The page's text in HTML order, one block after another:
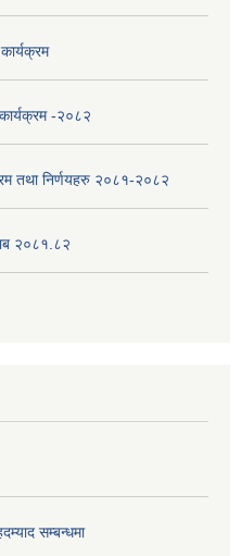
-२०८२
तथा निर्णयहरु २०८१-२०८२
२०८१.८२
सम्बन्धमा